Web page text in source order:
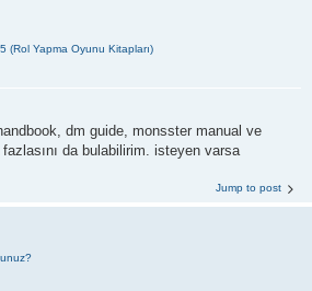
(Rol Yapma Oyunu Kitapları)
dm guide, monsster manual ve
da bulabilirim. isteyen varsa
Jump to post